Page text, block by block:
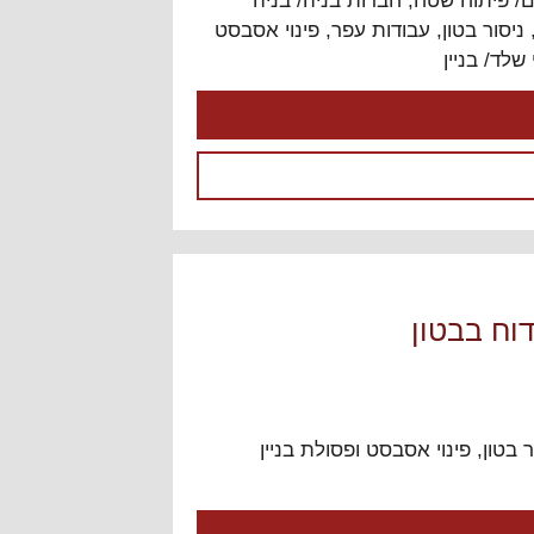
ראשית, לחצו בחלק הכי העליון
של האתר על "התחברות" (אם
כבר נרשמתם בעבר) או
מעל הנושא הראשון בפורום.
ראשוני בלבד, ומטבע הדברים
, ניסור בטון, עבודות עפר,פינוי אסבסט
שלד/ בניין
בבטון
בטון,פינוי אסבסט ופסולת בניין